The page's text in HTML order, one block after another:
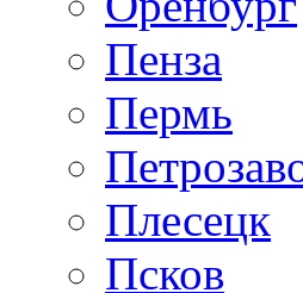
Пенза
Пермь
Плесецк
Псков